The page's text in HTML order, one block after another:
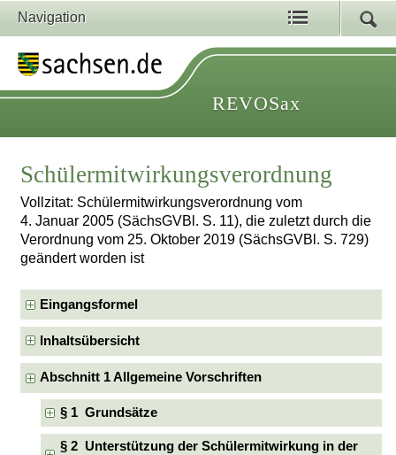
Navigation
REVOSax
Schülermitwirkungsverordnung
Vollzitat: Schülermitwirkungsverordnung vom
4. Januar 2005 (SächsGVBl. S. 11), die zuletzt durch die
Verordnung vom 25. Oktober 2019 (SächsGVBl. S. 729)
geändert worden ist
Eingangsformel
Inhaltsübersicht
Abschnitt 1 Allgemeine Vorschriften
§ 1 Grundsätze
§ 2 Unterstützung der Schülermitwirkung in der